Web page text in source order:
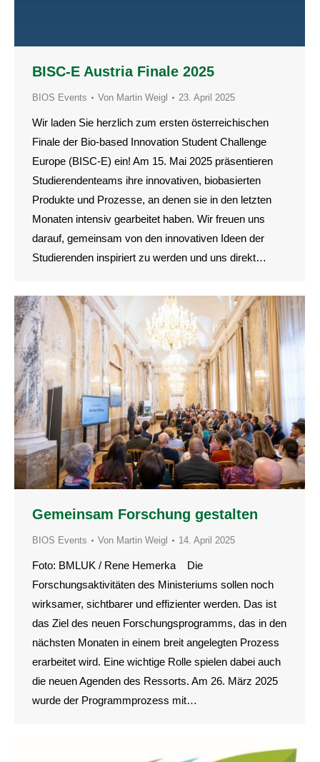
BISC-E Austria Finale 2025
BIOS Events Von Martin Weigl 23. April 2025
Wir laden Sie herzlich zum ersten österreichischen
Finale der Bio-based Innovation Student Challenge
Europe (BISC-E) ein! Am 15. Mai 2025 präsentieren
Studierendenteams ihre innovativen, biobasierten
Produkte und Prozesse, an denen sie in den letzten
Monaten intensiv gearbeitet haben. Wir freuen uns
darauf, gemeinsam von den innovativen Ideen der
Studierenden inspiriert zu werden und uns direkt…
Gemeinsam Forschung gestalten
BIOS Events Von Martin Weigl 14. April 2025
Foto: BMLUK / Rene Hemerka Die
Forschungsaktivitäten des Ministeriums sollen noch
wirksamer, sichtbarer und effizienter werden. Das ist
das Ziel des neuen Forschungsprogramms, das in den
nächsten Monaten in einem breit angelegten Prozess
erarbeitet wird. Eine wichtige Rolle spielen dabei auch
die neuen Agenden des Ressorts. Am 26. März 2025
wurde der Programmprozess mit…